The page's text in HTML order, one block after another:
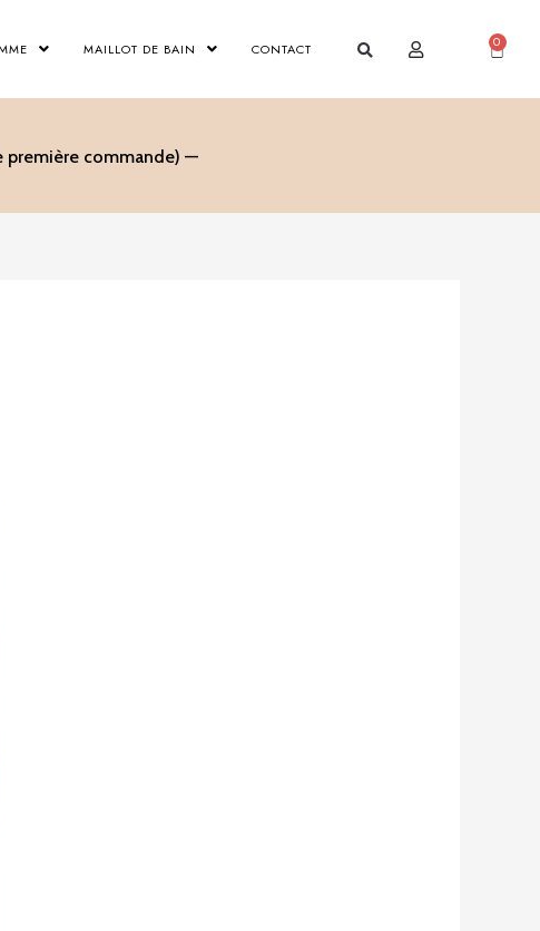
MAILLOT DE BAIN CONTACT 0
Panier
commande) —